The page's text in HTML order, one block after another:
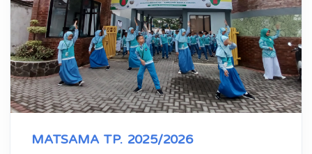
MATSAMA TP. 2025/2026